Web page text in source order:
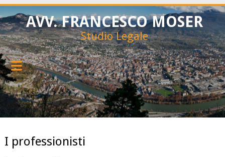
AVV. FRANCESCO MOSER
Studio Legale
I professionisti